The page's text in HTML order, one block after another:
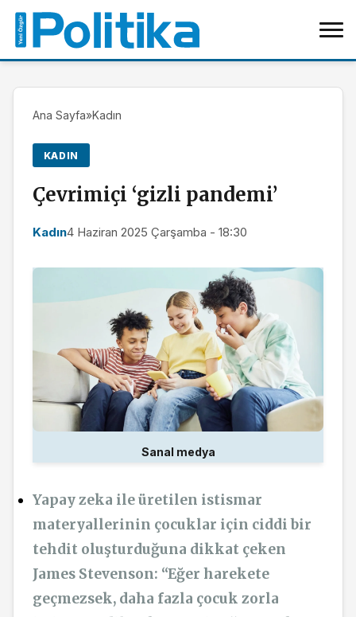
Ana Sayfa»Kadın
KADIN
Çevrimiçi ‘gizli pandemi’
Kadın4 Haziran 2025 Çarşamba - 18:30
Sanal medya
Yapay zeka ile üretilen istismar
materyallerinin çocuklar için ciddi bir
tehdit oluşturduğuna dikkat çeken
James Stevenson: “Eğer harekete
geçmezsek, daha fazla çocuk zorla